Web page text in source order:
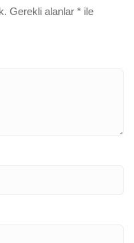
Gerekli alanlar * ile